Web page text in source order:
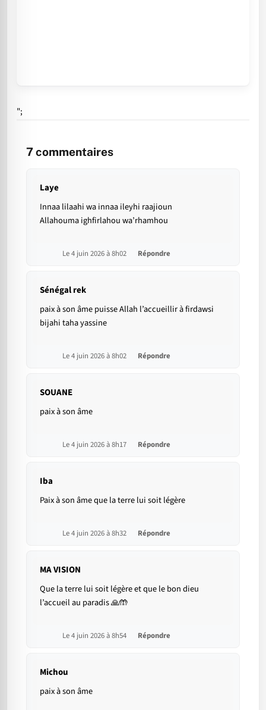
";
7commentaires
Laye
Innaa lilaahi wa innaa ileyhi raajioun
Allahouma ighfirlahou wa’rhamhou
Le 4 juin 2026 à 8h02 Répondre
Sénégal rek
paix à son âme puisse Allah l’accueillir à firdawsi
bijahi taha yassine
Le 4 juin 2026 à 8h02 Répondre
SOUANE
paix à son âme
Le 4 juin 2026 à 8h17 Répondre
Iba
Paix à son âme que la terre lui soit légère
Le 4 juin 2026 à 8h32 Répondre
MA VISION
Que la terre lui soit légère et que le bon dieu
l’accueil au paradis 🙏🤲
Le 4 juin 2026 à 8h54 Répondre
Michou
paix à son âme